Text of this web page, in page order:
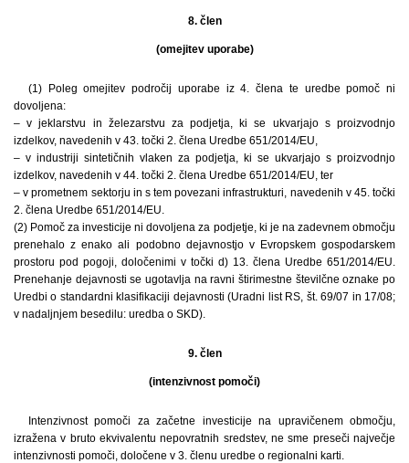
8. člen
(omejitev uporabe)
(1) Poleg omejitev področij uporabe iz 4. člena te uredbe pomoč ni
dovoljena:
– v jeklarstvu in železarstvu za podjetja, ki se ukvarjajo s proizvodnjo
izdelkov, navedenih v 43. točki 2. člena Uredbe 651/2014/EU,
– v industriji sintetičnih vlaken za podjetja, ki se ukvarjajo s proizvodnjo
izdelkov, navedenih v 44. točki 2. člena Uredbe 651/2014/EU, ter
– v prometnem sektorju in s tem povezani infrastrukturi, navedenih v 45. točki
2. člena Uredbe 651/2014/EU.
(2) Pomoč za investicije ni dovoljena za podjetje, ki je na zadevnem območju
prenehalo z enako ali podobno dejavnostjo v Evropskem gospodarskem
prostoru pod pogoji, določenimi v točki d) 13. člena Uredbe 651/2014/EU.
Prenehanje dejavnosti se ugotavlja na ravni štirimestne številčne oznake po
Uredbi o standardni klasifikaciji dejavnosti (Uradni list RS, št. 69/07 in 17/08;
v nadaljnjem besedilu: uredba o SKD).
9. člen
(intenzivnost pomoči)
Intenzivnost pomoči za začetne investicije na upravičenem območju,
izražena v bruto ekvivalentu nepovratnih sredstev, ne sme preseči največje
intenzivnosti pomoči, določene v 3. členu uredbe o regionalni karti.